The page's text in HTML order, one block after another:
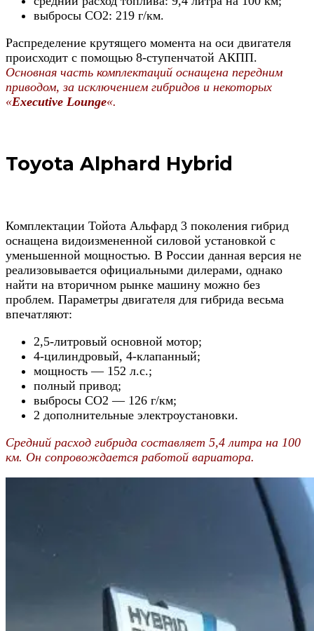
выбросы СО2: 219 г/км.
Распределение крутящего момента на оси двигателя
происходит с помощью 8-ступенчатой АКПП.
Основная часть комплектаций оснащена передним
приводом, за исключением гибридов и некоторых
«Executive Lounge«.
Toyota Alphard Hybrid
Комплектации Тойота Альфард 3 поколения гибрид
оснащена видоизмененной силовой установкой с
уменьшенной мощностью. В России данная версия не
реализовывается официальными дилерами, однако
найти на вторичном рынке машину можно без
проблем. Параметры двигателя для гибрида весьма
впечатляют:
2,5-литровый основной мотор;
4-цилиндровый, 4-клапанный;
мощность — 152 л.с.;
полный привод;
выбросы СО2 — 126 г/км;
2 дополнительные электроустановки.
Средний расход гибрида составляет 5,4 литра на 100
км. Он сопровождается работой вариатора.